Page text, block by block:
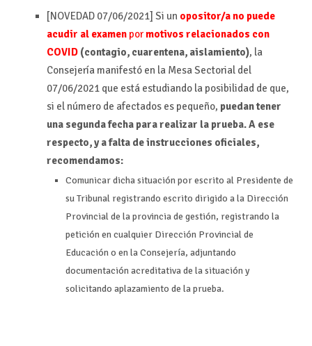
[NOVEDAD 07/06/2021] Si un opositor/a no puede
acudir al examen pormotivos relacionados con
COVID(contagio, cuarentena, aislamiento), la
Consejería manifestó en la Mesa Sectorial del
07/06/2021 que está estudiando la posibilidad de que,
si el número de afectados es pequeño, puedan tener
una segunda fecha para realizar la prueba. A ese
respecto, y a falta de instrucciones oficiales,
recomendamos:
Comunicar dicha situación por escrito al Presidente de
su Tribunal registrando escrito dirigido a la Dirección
Provincial de la provincia de gestión, registrando la
petición en cualquier Dirección Provincial de
Educación o en la Consejería, adjuntando
documentación acreditativa de la situación y
solicitando aplazamiento de la prueba.